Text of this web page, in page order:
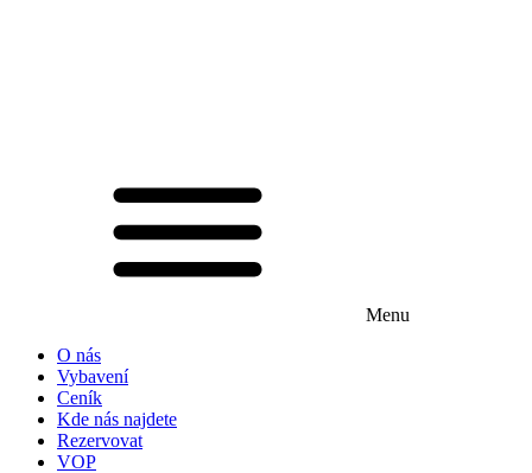
Menu
O nás
Vybavení
Ceník
Kde nás najdete
Rezervovat
VOP